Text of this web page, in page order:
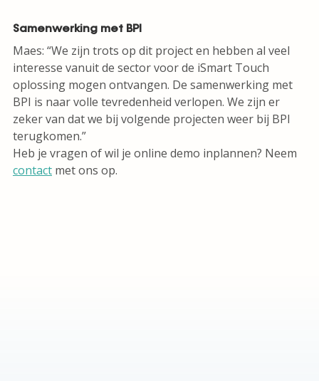
Samenwerking met BPI
Maes: “We zijn trots op dit project en hebben al veel
interesse vanuit de sector voor de iSmart Touch
oplossing mogen ontvangen. De samenwerking met
BPI is naar volle tevredenheid verlopen. We zijn er
zeker van dat we bij volgende projecten weer bij BPI
terugkomen.”
Heb je vragen of wil je online demo inplannen? Neem
contact met ons op.